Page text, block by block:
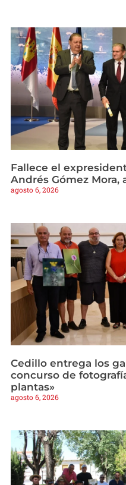
Fallece el
Andrés Gómez Mora,
agosto 6, 2026
Cedillo entrega los
concurso de
plantas»
agosto 6, 2026